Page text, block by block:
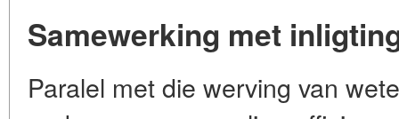
Samewerking met
Paralel met die werving van